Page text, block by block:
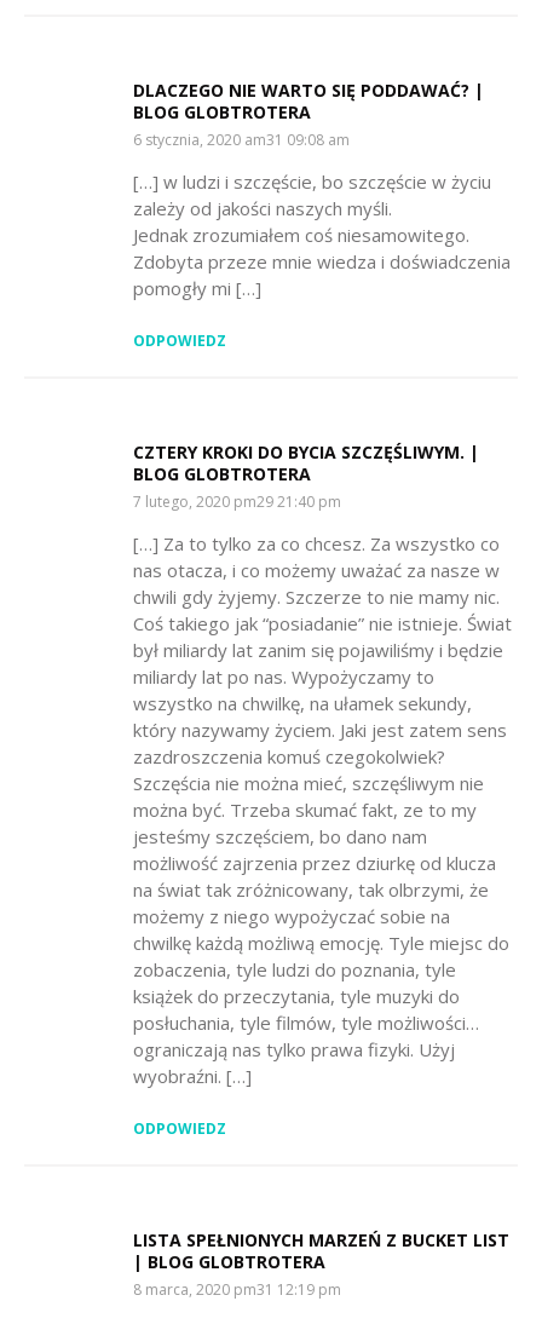
DLACZEGO NIE WARTO SIĘ PODDAWAĆ? |
BLOG GLOBTROTERA
6 stycznia, 2020 am31 09:08 am
[…] w ludzi i szczęście, bo szczęście w życiu
zależy od jakości naszych myśli.
Jednak zrozumiałem coś niesamowitego.
Zdobyta przeze mnie wiedza i doświadczenia
pomogły mi […]
ODPOWIEDZ
CZTERY KROKI DO BYCIA SZCZĘŚLIWYM. |
BLOG GLOBTROTERA
7 lutego, 2020 pm29 21:40 pm
[…] Za to tylko za co chcesz. Za wszystko co
nas otacza, i co możemy uważać za nasze w
chwili gdy żyjemy. Szczerze to nie mamy nic.
Coś takiego jak “posiadanie” nie istnieje. Świat
był miliardy lat zanim się pojawiliśmy i będzie
miliardy lat po nas. Wypożyczamy to
wszystko na chwilkę, na ułamek sekundy,
który nazywamy życiem. Jaki jest zatem sens
zazdroszczenia komuś czegokolwiek?
Szczęścia nie można mieć, szczęśliwym nie
można być. Trzeba skumać fakt, ze to my
jesteśmy szczęściem, bo dano nam
możliwość zajrzenia przez dziurkę od klucza
na świat tak zróżnicowany, tak olbrzymi, że
możemy z niego wypożyczać sobie na
chwilkę każdą możliwą emocję. Tyle miejsc do
zobaczenia, tyle ludzi do poznania, tyle
książek do przeczytania, tyle muzyki do
posłuchania, tyle filmów, tyle możliwości…
ograniczają nas tylko prawa fizyki. Użyj
wyobraźni. […]
ODPOWIEDZ
LISTA SPEŁNIONYCH MARZEŃ Z BUCKET LIST
| BLOG GLOBTROTERA
8 marca, 2020 pm31 12:19 pm